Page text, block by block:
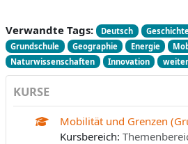
Verwandte Tags: Deutsch
Grundschule
Geographie Energie
Naturwissenschaften
Innovation
KURSE
Mobilität und Grenzen
Kursbereich: